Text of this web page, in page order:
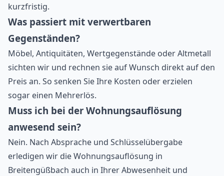
kurzfristig.
Was passiert mit verwertbaren
Gegenständen?
Möbel, Antiquitäten, Wertgegenstände oder Altmetall
sichten wir und rechnen sie auf Wunsch direkt auf den
Preis an. So senken Sie Ihre Kosten oder erzielen
sogar einen Mehrerlös.
Muss ich bei der Wohnungsauflösung
anwesend sein?
Nein. Nach Absprache und Schlüsselübergabe
erledigen wir die Wohnungsauflösung in
Breitengüßbach auch in Ihrer Abwesenheit und